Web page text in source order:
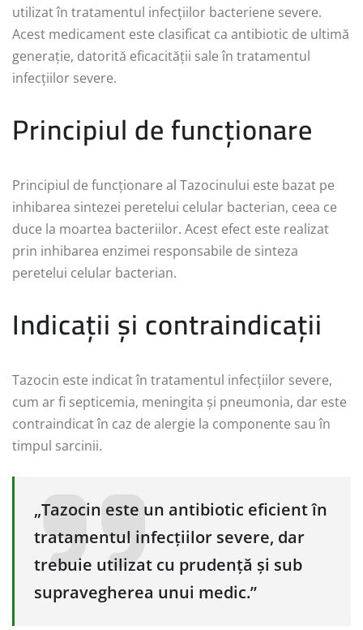
utilizat în tratamentul infecțiilor bacteriene severe.
Acest medicament este clasificat ca antibiotic de ultimă
generație, datorită eficacității sale în tratamentul
infecțiilor severe.
Principiul de funcționare
Principiul de funcționare al Tazocinului este bazat pe
inhibarea sintezei peretelui celular bacterian, ceea ce
duce la moartea bacteriilor. Acest efect este realizat
prin inhibarea enzimei responsabile de sinteza
peretelui celular bacterian.
Indicații și contraindicații
Tazocin este indicat în tratamentul infecțiilor severe,
cum ar fi septicemia, meningita și pneumonia, dar este
contraindicat în caz de alergie la componente sau în
timpul sarcinii.
„Tazocin este un antibiotic eficient în
tratamentul infecțiilor severe, dar
trebuie utilizat cu prudență și sub
supravegherea unui medic.”